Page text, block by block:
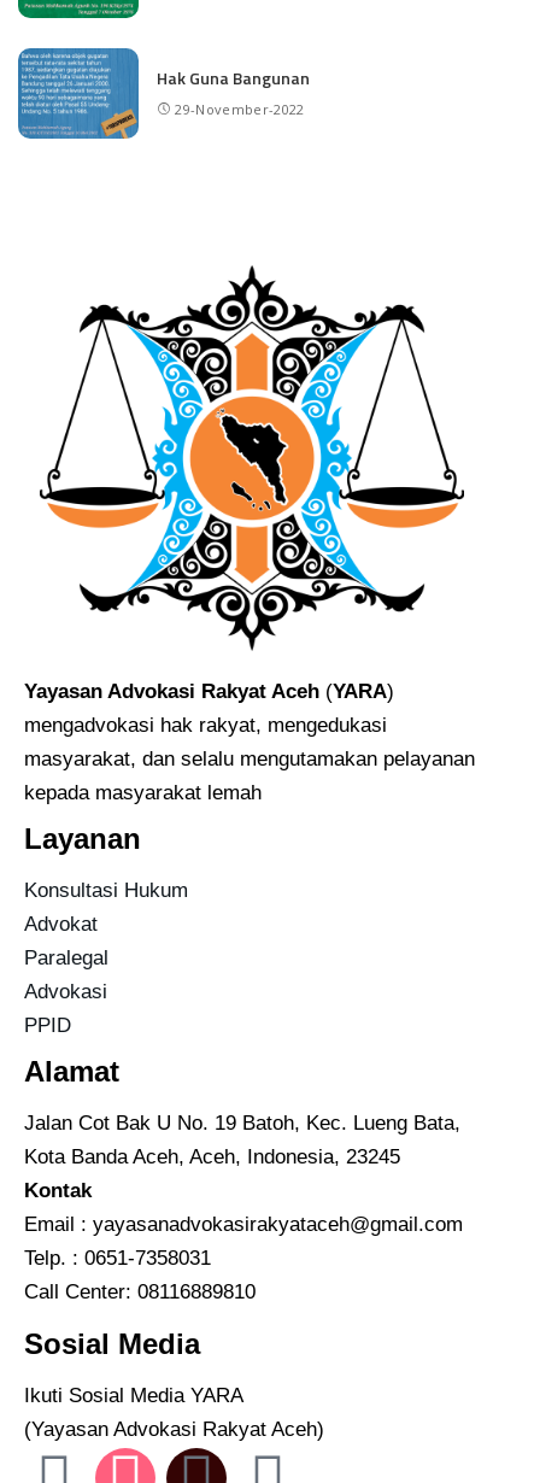
Hak Guna Bangunan
29-November-2022
Yayasan Advokasi Rakyat Aceh (YARA)
mengadvokasi hak rakyat, mengedukasi
masyarakat, dan selalu mengutamakan pelayanan
kepada masyarakat lemah
Layanan
Konsultasi Hukum
Advokat
Paralegal
Advokasi
PPID
Alamat
Jalan Cot Bak U No. 19 Batoh, Kec. Lueng Bata,
Kota Banda Aceh, Aceh, Indonesia, 23245
Kontak
Email : yayasanadvokasirakyataceh@gmail.com
Telp. : 0651-7358031
Call Center: 08116889810
Sosial Media
Ikuti Sosial Media YARA
(Yayasan Advokasi Rakyat Aceh)